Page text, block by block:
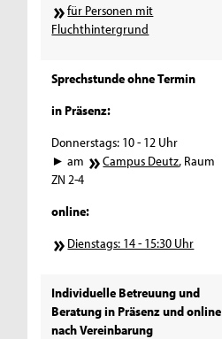
für Personen mit
Fluchthintergrund
Sprechstunde ohne Termin
in Präsenz:
Donnerstags: 10 - 12 Uhr
► am
Campus Deutz, Raum
ZN 2-4
online:
Dienstags: 14 - 15:30 Uhr
Individuelle Betreuung und
Beratung in Präsenz und online
nach Vereinbarung